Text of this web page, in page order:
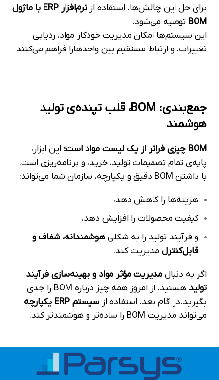
برای حل این چالش‌ها، استفاده از نرم‌افزار
با ماژول
BOM توصیه می‌شود.
این سیستم‌ها امکان مدیریت خودکار مواد، ردیابی
تغییرات، و ارتباط مستقیم بین واحدهارا فراهم می‌کنند
جمع‌بندی: BOM، قلب تپنده‌ی تولید
هوشمند
BOM چیزی فراتر از یک لیست مواد است؛ این ابزار،
پایه‌ی تمام تصمیمات تولید، خرید، و برنامه‌ریزی است.
با داشتن BOM دقیق و یکپارچه، سازمان شما می‌تواند:
هزینه‌ها را کاهش دهد،
کیفیت محصولات را افزایش دهد،
و فرآیند تولید را به شکلی هوشمندانه، شفاف و
قابل‌کنترل مدیریت کند.
اگر به دنبال مدیریت مؤثر مواد و بهینه‌سازی فرآیند
تولید
هستید، از امروز همه چیز درباره BOM را جدی
بگیرید.در گام بعد، استفاده از سیستم
یکپارچه
می‌تواند مدیریت BOM را ساده‌تر و هوشمندتر کند.